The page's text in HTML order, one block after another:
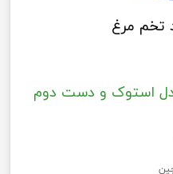
استوک و دست دوم